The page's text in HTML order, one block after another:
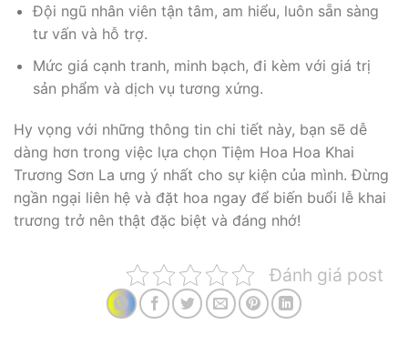
Đội ngũ nhân viên tận tâm, am hiểu, luôn sẵn sàng
tư vấn và hỗ trợ.
Mức giá cạnh tranh, minh bạch, đi kèm với giá trị
sản phẩm và dịch vụ tương xứng.
Hy vọng với những thông tin chi tiết này, bạn sẽ dễ
dàng hơn trong việc lựa chọn Tiệm Hoa Hoa Khai
Trương Sơn La ưng ý nhất cho sự kiện của mình. Đừng
ngần ngại liên hệ và đặt hoa ngay để biến buổi lễ khai
trương trở nên thật đặc biệt và đáng nhớ!
Đánh giá post